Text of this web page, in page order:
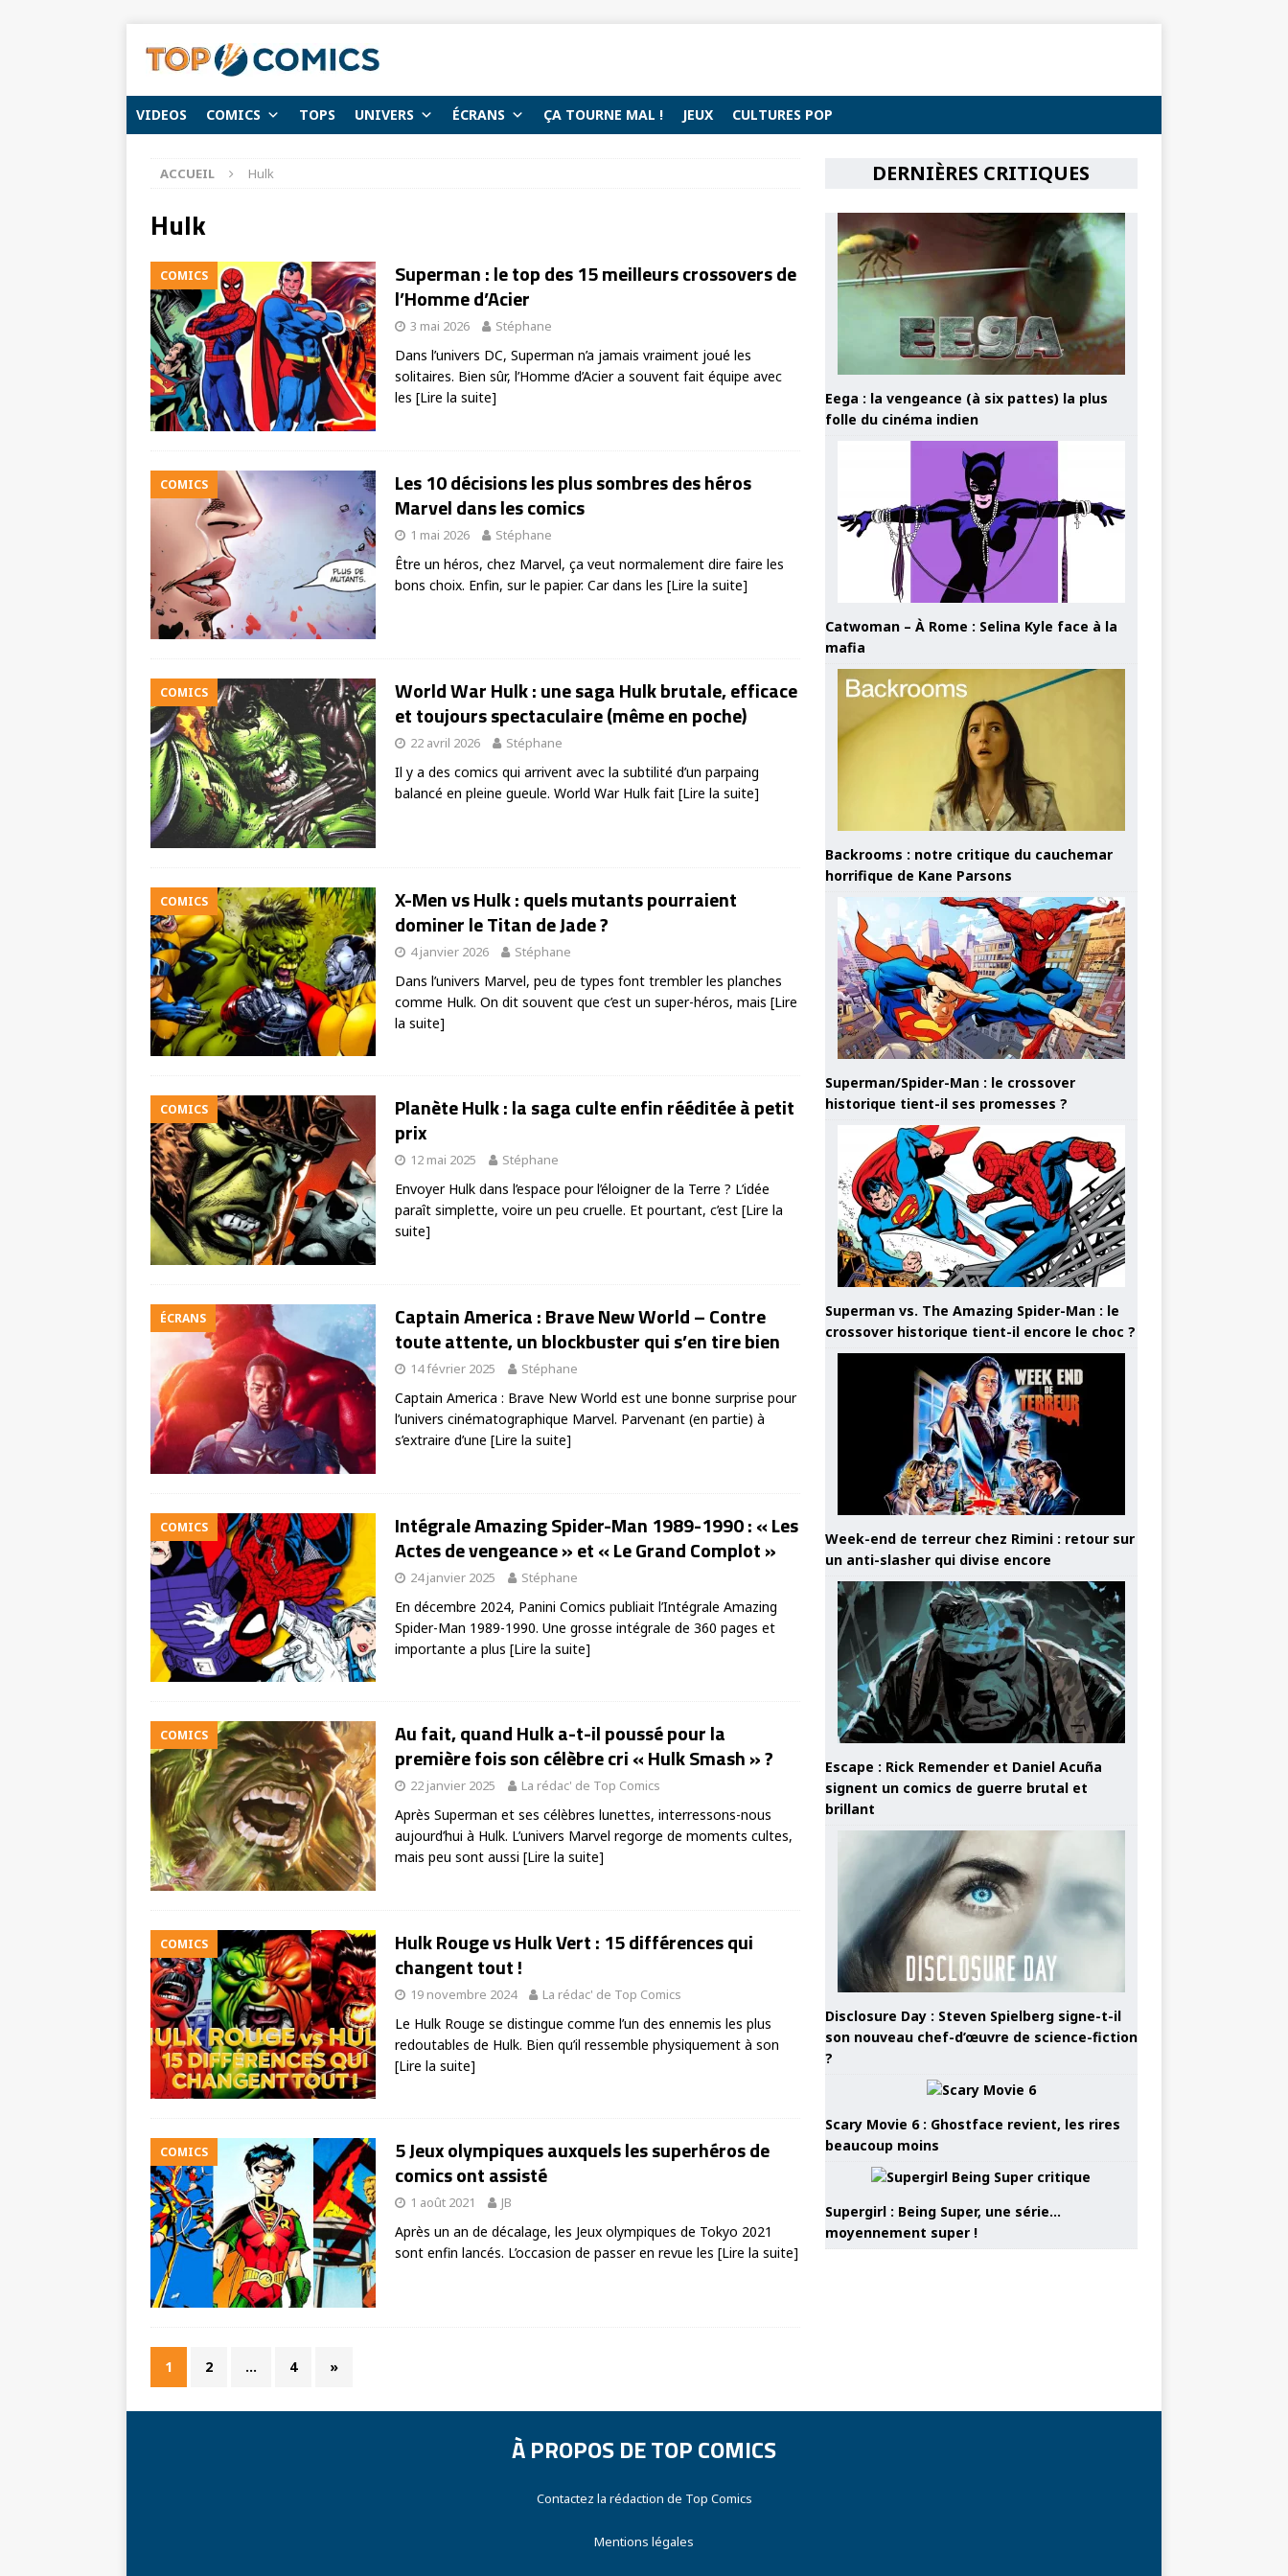
VIDEOS COMICS TOPS UNIVERS ÉCRANS ÇA TOURNE MAL ! JEUX CULTURES POP
ACCUEIL Hulk
Hulk
COMICS
Superman : le top des 15 meilleurs crossovers de
l’Homme d’Acier
3 mai 2026 Stéphane
Dans l’univers DC, Superman n’a jamais vraiment joué les
solitaires. Bien sûr, l’Homme d’Acier a souvent fait équipe avec
les [Lire la suite]
COMICS
Les 10 décisions les plus sombres des héros
Marvel dans les comics
1 mai 2026 Stéphane
Être un héros, chez Marvel, ça veut normalement dire faire les
bons choix. Enfin, sur le papier. Car dans les [Lire la suite]
COMICS
World War Hulk : une saga Hulk brutale, efficace
et toujours spectaculaire (même en poche)
22 avril 2026 Stéphane
Il y a des comics qui arrivent avec la subtilité d’un parpaing
balancé en pleine gueule. World War Hulk fait [Lire la suite]
COMICS
X-Men vs Hulk : quels mutants pourraient
dominer le Titan de Jade ?
4 janvier 2026 Stéphane
Dans l’univers Marvel, peu de types font trembler les planches
comme Hulk. On dit souvent que c’est un super-héros, mais [Lire
la suite]
COMICS
Planète Hulk : la saga culte enfin rééditée à petit
prix
12 mai 2025 Stéphane
Envoyer Hulk dans l’espace pour l’éloigner de la Terre ? L’idée
paraît simplette, voire un peu cruelle. Et pourtant, c’est [Lire la
suite]
ÉCRANS
Captain America : Brave New World – Contre
toute attente, un blockbuster qui s’en tire bien
14 février 2025 Stéphane
Captain America : Brave New World est une bonne surprise pour
l’univers cinématographique Marvel. Parvenant (en partie) à
s’extraire d’une [Lire la suite]
COMICS
Intégrale Amazing Spider-Man 1989-1990 : « Les
Actes de vengeance » et « Le Grand Complot »
24 janvier 2025 Stéphane
En décembre 2024, Panini Comics publiait l’Intégrale Amazing
Spider-Man 1989-1990. Une grosse intégrale de 360 pages et
importante a plus [Lire la suite]
COMICS
Au fait, quand Hulk a-t-il poussé pour la
première fois son célèbre cri « Hulk Smash » ?
22 janvier 2025 La rédac' de Top Comics
Après Superman et ses célèbres lunettes, interressons-nous
aujourd’hui à Hulk. L’univers Marvel regorge de moments cultes,
mais peu sont aussi [Lire la suite]
COMICS
Hulk Rouge vs Hulk Vert : 15 différences qui
changent tout !
19 novembre 2024 La rédac' de Top Comics
Le Hulk Rouge se distingue comme l’un des ennemis les plus
redoutables de Hulk. Bien qu’il ressemble physiquement à son
[Lire la suite]
COMICS
5 Jeux olympiques auxquels les superhéros de
comics ont assisté
1 août 2021 JB
Après un an de décalage, les Jeux olympiques de Tokyo 2021
sont enfin lancés. L’occasion de passer en revue les [Lire la suite]
1 2 … 4 »
DERNIÈRES CRITIQUES
Eega : la vengeance (à six pattes) la plus
folle du cinéma indien
Catwoman – À Rome : Selina Kyle face à la
mafia
Backrooms : notre critique du cauchemar
horrifique de Kane Parsons
Superman/Spider-Man : le crossover
historique tient-il ses promesses ?
Superman vs. The Amazing Spider-Man : le
crossover historique tient-il encore le choc ?
Week-end de terreur chez Rimini : retour sur
un anti-slasher qui divise encore
Escape : Rick Remender et Daniel Acuña
signent un comics de guerre brutal et
brillant
Disclosure Day : Steven Spielberg signe-t-il
son nouveau chef-d’œuvre de science-fiction
?
Scary Movie 6 : Ghostface revient, les rires
beaucoup moins
Supergirl : Being Super, une série…
moyennement super !
À PROPOS DE TOP COMICS
Contactez la rédaction de Top Comics
Mentions légales